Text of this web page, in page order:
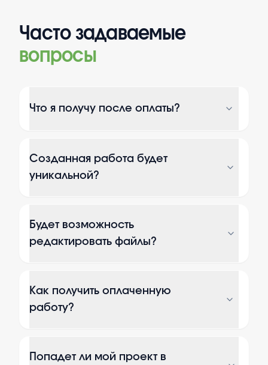
Часто задаваемые
вопросы
Что я получу после оплаты?
Созданная работа будет
уникальной?
Будет возможность
редактировать файлы?
Как получить оплаченную
работу?
Попадет ли мой проект в